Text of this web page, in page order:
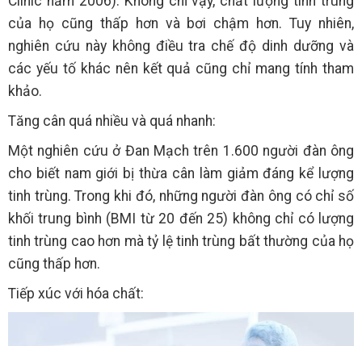
của họ cũng thấp hơn và bơi chậm hơn. Tuy nhiên,
nghiên cứu này không điều tra chế độ dinh dưỡng và
các yếu tố khác nên kết quả cũng chỉ mang tính tham
khảo.
Tăng cân quá nhiều và quá nhanh:
Một nghiên cứu ở Đan Mạch trên 1.600 người đàn ông
cho biết nam giới bị thừa cân làm giảm đáng kể lượng
tinh trùng. Trong khi đó, những người đàn ông có chỉ số
khối trung bình (BMI từ 20 đến 25) không chỉ có lượng
tinh trùng cao hơn mà tỷ lệ tinh trùng bất thường của họ
cũng thấp hơn.
Tiếp xúc với hóa chất: